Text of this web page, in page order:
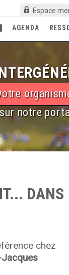
Espace
AGENDA
notre
DANS
chez